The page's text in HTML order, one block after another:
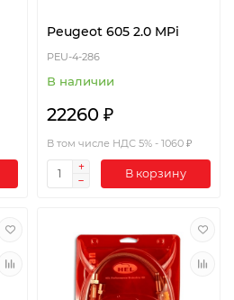
Peugeot 605 2.0 MPi
PEU-4-286
В наличии
22260 ₽
В том числе НДС 5% - 1060 ₽
В корзину